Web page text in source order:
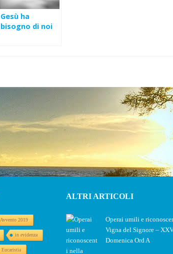
Gesù ha
bisogno di noi
Avvento 2019
in evidenza
Eucaristia
ALTRI ARTICOLI
Operai umili e
Vigna del Signore –
Domenica Ord A